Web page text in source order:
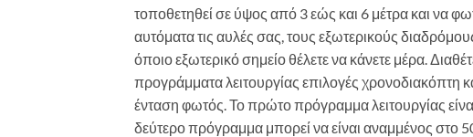
τοποθετηθεί σε ύψος από 3 εώς και 6 μέτρα και να
αυτόματα τις αυλές σας, τους εξωτερικούς
όποιο εξωτερικό σημείο θέλετε να κάνετε μέρα.
προγράμματα λειτουργίας επιλογές χρονοδιακόπτη
ένταση φωτός. Το πρώτο πρόγραμμα λειτουργίας
δεύτερο πρόγραμμα μπορεί να είναι αναμμένος στο